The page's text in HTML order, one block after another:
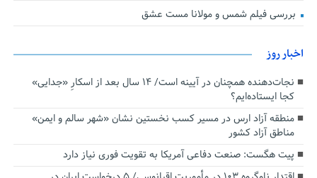
بررسی فیلم شمس و مولانا مست عشق
اخبار روز
نجات‌دهنده‌ همچنان در آیینه است/ ۱۴ سال بعد از اسکارِ «جدایی»
کجا ایستاده‌ایم؟
منطقه آزاد ارس در مسیر کسب نخستین نشان «شهر سالم و ایمن»
مناطق آزاد کشور
پیت هگست: صنعت دفاعی آمریکا به تقویت فوری نیاز دارد